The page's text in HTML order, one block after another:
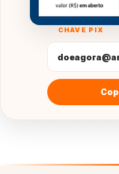
CHAVE PIX